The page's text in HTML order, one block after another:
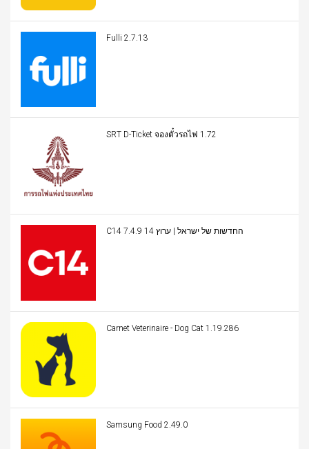
Fulli 2.7.13
SRT D-Ticket จองตั๋วรถไฟ 1.72
C14 החדשות של ישראל | ערוץ 14 7.4.9
Carnet Veterinaire - Dog Cat 1.19.286
Samsung Food 2.49.0